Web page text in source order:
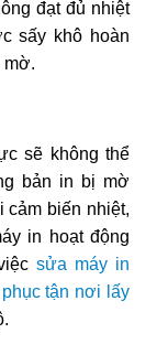
đạt đủ nhiệt
sấy khô hoàn
mờ.
sẽ không thể
bản in bị mờ
cảm biến nhiệt,
in hoạt động
sửa máy in
tận nơi lấy